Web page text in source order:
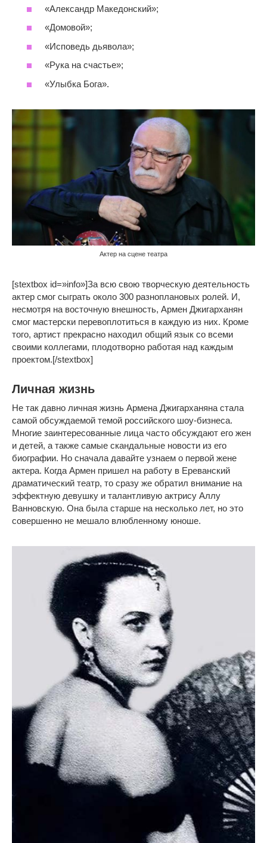
«Александр Македонский»;
«Домовой»;
«Исповедь дьявола»;
«Рука на счастье»;
«Улыбка Бога».
Актер на сцене театра
[stextbox id=»info»]За всю свою творческую деятельность
актер смог сыграть около 300 разноплановых ролей. И,
несмотря на восточную внешность, Армен Джигарханян
смог мастерски перевоплотиться в каждую из них. Кроме
того, артист прекрасно находил общий язык со всеми
своими коллегами, плодотворно работая над каждым
проектом.[/stextbox]
Личная жизнь
Не так давно личная жизнь Армена Джигарханяна стала
самой обсуждаемой темой российского шоу-бизнеса.
Многие заинтересованные лица часто обсуждают его жен
и детей, а также самые скандальные новости из его
биографии. Но сначала давайте узнаем о первой жене
актера. Когда Армен пришел на работу в Ереванский
драматический театр, то сразу же обратил внимание на
эффектную девушку и талантливую актрису Аллу
Ванновскую. Она была старше на несколько лет, но это
совершенно не мешало влюбленному юноше.